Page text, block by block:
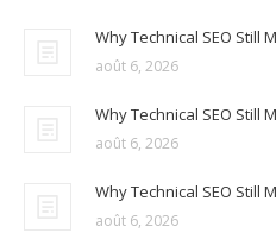
Why Technical SEO Still
août 6, 2026
Why Technical SEO Still
août 6, 2026
Why Technical SEO Still
août 6, 2026